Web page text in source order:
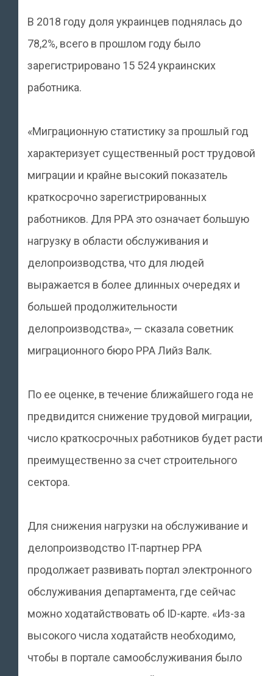
В 2018 году доля украинцев поднялась до
78,2%, всего в прошлом году было
зарегистрировано 15 524 украинских
работника.
«Миграционную статистику за прошлый год
характеризует существенный рост трудовой
миграции и крайне высокий показатель
краткосрочно зарегистрированных
работников. Для PPA это означает большую
нагрузку в области обслуживания и
делопроизводства, что для людей
выражается в более длинных очередях и
большей продолжительности
делопроизводства», — сказала советник
миграционного бюро PPA Лийз Валк.
По ее оценке, в течение ближайшего года не
предвидится снижение трудовой миграции,
число краткосрочных работников будет расти
преимущественно за счет строительного
сектора.
Для снижения нагрузки на обслуживание и
делопроизводство IT-партнер PPA
продолжает развивать портал электронного
обслуживания департамента, где сейчас
можно ходатайствовать об ID-карте. «Из-за
высокого числа ходатайств необходимо,
чтобы в портале самообслуживания было